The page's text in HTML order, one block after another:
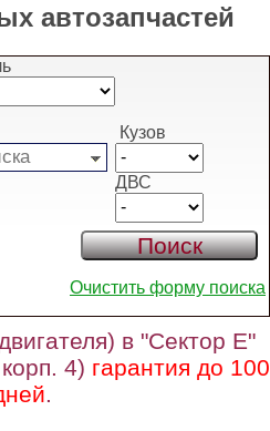
автозапчастей
Кузов
ДВС
Очистить форму поиска
в "Сектор Е"
4) гарантия до 100
.